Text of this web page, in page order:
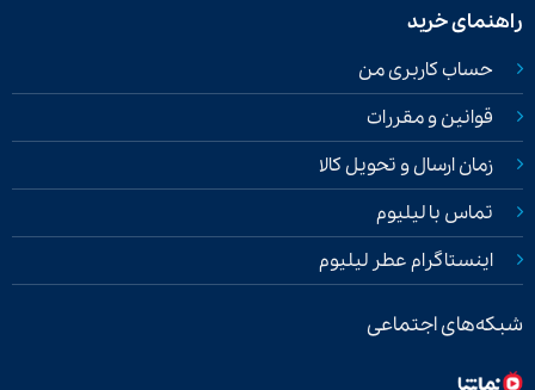
راهنمای خرید
حساب کاربری من
قوانین و مقررات
زمان ارسال و تحویل کالا
تماس با لیلیوم
اینستاگرام عطر لیلیوم
شبکه‌های اجتماعی